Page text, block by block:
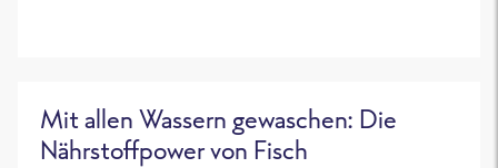
Mit allen Wassern gewaschen: Die
Nährstoffpower von Fisch